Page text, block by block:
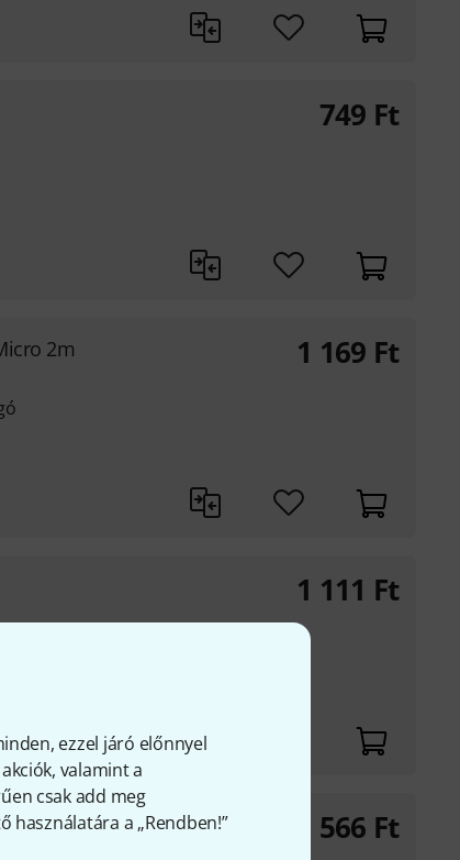
ezzel járó előnnyel
valamint a
csak add meg
használatára a „Rendben!”
749 Ft
2m 1 169 Ft
1 111 Ft
566 Ft